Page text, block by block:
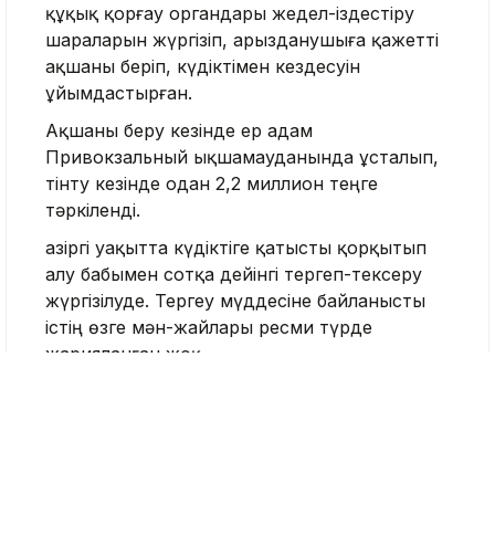
құқық қорғау органдары жедел-іздестіру
шараларын жүргізіп, арызданушыға қажетті
ақшаны беріп, күдіктімен кездесуін
ұйымдастырған.
Ақшаны беру кезінде ер адам
Привокзальный ықшамауданында ұсталып,
тінту кезінде одан 2,2 миллион теңге
тәркіленді.
Қазіргі уақытта күдіктіге қатысты қорқытып
алу бабымен сотқа дейінгі тергеп-тексеру
жүргізілуде. Тергеу мүддесіне байланысты
істің өзге мән-жайлары ресми түрде
жарияланған жоқ.